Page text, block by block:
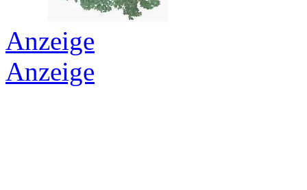
Anzeige
Anzeige